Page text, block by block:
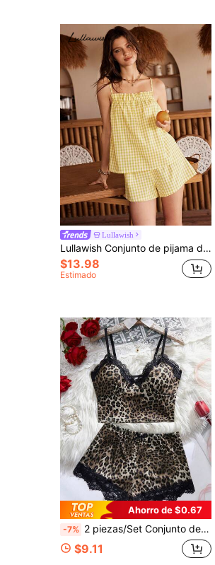
Lullawish
Lullawish Conjunto de pijama de mujer con camiseta de tirantes holgada con volantes y shorts a cuadros estilo bohemio para vacaciones
$13.98
Estimado
Ahorro de $0.67
-7% 2 piezas/Set Conjunto de pijama con estampado de leopardo para mujer, top halter con escote en V de encaje y pantalones cortos con lazo en la cintura y patchwork de encaje, ropa de estar en casa sexy y cómoda
$9.11